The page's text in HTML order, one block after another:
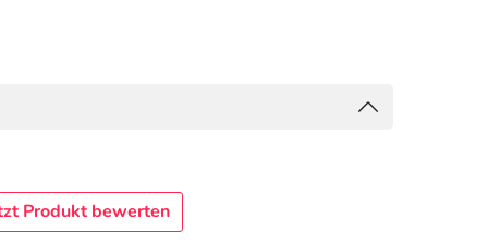
Produkt bewerten